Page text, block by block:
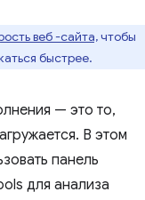
веб -сайта,чтобы
быстрее.
— это то,
В этом
панель
для анализа